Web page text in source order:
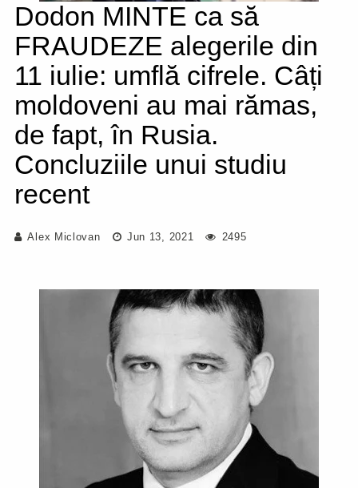
Dodon MINTE ca să
FRAUDEZE alegerile din
11 iulie: umflă cifrele. Câți
moldoveni au mai rămas,
de fapt, în Rusia.
Concluziile unui studiu
recent
Alex Miclovan Jun 13, 2021 2495